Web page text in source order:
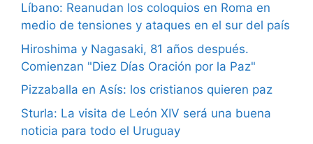
Líbano: Reanudan los coloquios en Roma en
medio de tensiones y ataques en el sur del país
Hiroshima y Nagasaki, 81 años después.
Comienzan "Diez Días Oración por la Paz"
Pizzaballa en Asís: los cristianos quieren paz
Sturla: La visita de León XIV será una buena
noticia para todo el Uruguay